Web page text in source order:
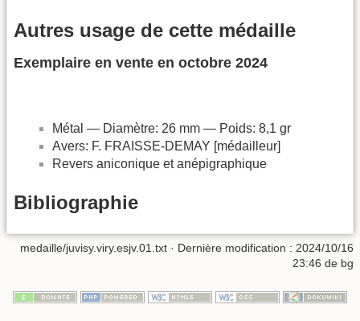
Autres usage de cette médaille
Exemplaire en vente en octobre 2024
Métal — Diamètre: 26 mm — Poids: 8,1 gr
Avers: F. FRAISSE-DEMAY [médailleur]
Revers aniconique et anépigraphique
Bibliographie
medaille/juvisy.viry.esjv.01.txt · Dernière modification : 2024/10/16
23:46 de bg